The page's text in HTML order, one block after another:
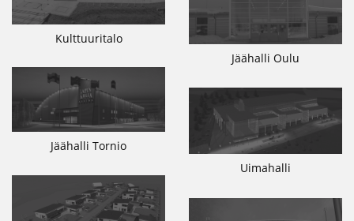
Kulttuuritalo
Jäähalli Oulu
Jäähalli Tornio
Uimahalli